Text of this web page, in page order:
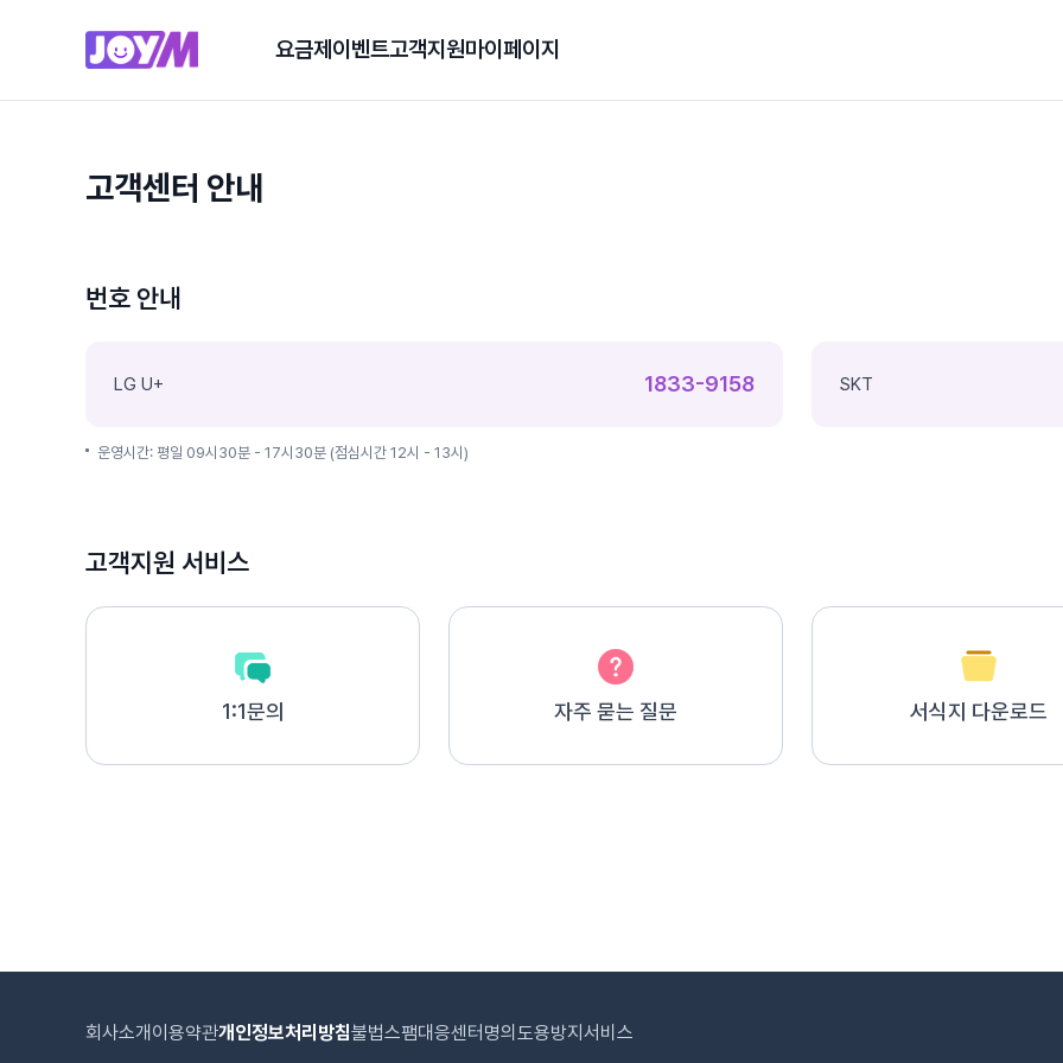
요금제 이벤트고객지원마이페이지
고객센터 안내
번호 안내
LG U+ 1833-9158 SKT
운영시간: 평일 09시30분 - 17시30분 (점심시간 12시 - 13시)
고객지원 서비스
1:1문의 자주 묻는 질문 서식지 다운로드
회사소개 이용약관개인정보처리방침불법스팸대응센터 명의도용방지서비스